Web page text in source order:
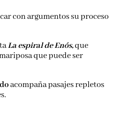
con argumentos su proceso
La espiral de Enós,que
que puede ser
acompaña pasajes repletos